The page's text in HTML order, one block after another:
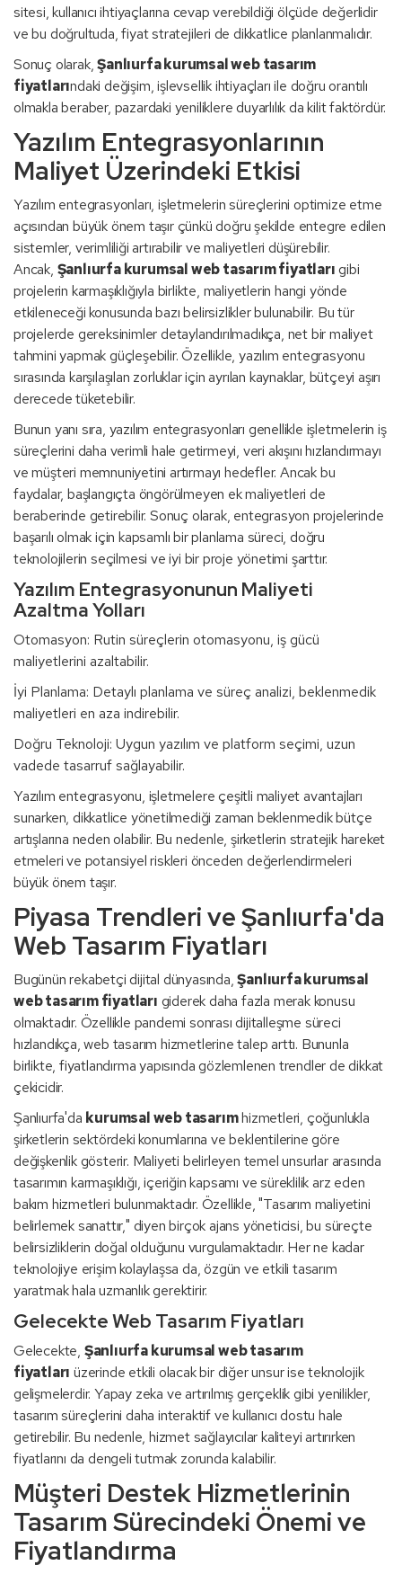
sitesi, kullanıcı ihtiyaçlarına cevap verebildiği ölçüde değerlidir
ve bu doğrultuda, fiyat stratejileri de dikkatlice planlanmalıdır.
Sonuç olarak,Şanlıurfa kurumsal web tasarım
fiyatlarındaki değişim, işlevsellik ihtiyaçları ile doğru orantılı
olmakla beraber, pazardaki yeniliklere duyarlılık da kilit faktördür.
Yazılım Entegrasyonlarının
Maliyet Üzerindeki Etkisi
Yazılım entegrasyonları, işletmelerin süreçlerini optimize etme
açısından büyük önem taşır çünkü doğru şekilde entegre edilen
sistemler, verimliliği artırabilir ve maliyetleri düşürebilir.
Ancak, Şanlıurfa kurumsal web tasarım fiyatlarıgibi
projelerin karmaşıklığıyla birlikte, maliyetlerin hangi yönde
etkileneceği konusunda bazı belirsizlikler bulunabilir. Bu tür
projelerde gereksinimler detaylandırılmadıkça, net bir maliyet
tahmini yapmak güçleşebilir. Özellikle, yazılım entegrasyonu
sırasında karşılaşılan zorluklar için ayrılan kaynaklar, bütçeyi aşırı
derecede tüketebilir.
Bunun yanı sıra, yazılım entegrasyonları genellikle işletmelerin iş
süreçlerini daha verimli hale getirmeyi, veri akışını hızlandırmayı
ve müşteri memnuniyetini artırmayı hedefler. Ancak bu
faydalar, başlangıçta öngörülmeyen ek maliyetleri de
beraberinde getirebilir. Sonuç olarak, entegrasyon projelerinde
başarılı olmak için kapsamlı bir planlama süreci, doğru
teknolojilerin seçilmesi ve iyi bir proje yönetimi şarttır.
Yazılım Entegrasyonunun Maliyeti
Azaltma Yolları
Otomasyon: Rutin süreçlerin otomasyonu, iş gücü
maliyetlerini azaltabilir.
İyi Planlama: Detaylı planlama ve süreç analizi, beklenmedik
maliyetleri en aza indirebilir.
Doğru Teknoloji: Uygun yazılım ve platform seçimi, uzun
vadede tasarruf sağlayabilir.
Yazılım entegrasyonu, işletmelere çeşitli maliyet avantajları
sunarken, dikkatlice yönetilmediği zaman beklenmedik bütçe
artışlarına neden olabilir. Bu nedenle, şirketlerin stratejik hareket
etmeleri ve potansiyel riskleri önceden değerlendirmeleri
büyük önem taşır.
Piyasa Trendleri ve Şanlıurfa'da
Web Tasarım Fiyatları
Bugünün rekabetçi dijital dünyasında,Şanlıurfa kurumsal
web tasarım fiyatları giderek daha fazla merak konusu
olmaktadır. Özellikle pandemi sonrası dijitalleşme süreci
hızlandıkça, web tasarım hizmetlerine talep arttı. Bununla
birlikte, fiyatlandırma yapısında gözlemlenen trendler de dikkat
çekicidir.
Şanlıurfa'da kurumsal web tasarımhizmetleri, çoğunlukla
şirketlerin sektördeki konumlarına ve beklentilerine göre
değişkenlik gösterir. Maliyeti belirleyen temel unsurlar arasında
tasarımın karmaşıklığı, içeriğin kapsamı ve süreklilik arz eden
bakım hizmetleri bulunmaktadır. Özellikle, "Tasarım maliyetini
belirlemek sanattır," diyen birçok ajans yöneticisi, bu süreçte
belirsizliklerin doğal olduğunu vurgulamaktadır. Her ne kadar
teknolojiye erişim kolaylaşsa da, özgün ve etkili tasarım
yaratmak hala uzmanlık gerektirir.
Gelecekte Web Tasarım Fiyatları
Gelecekte, Şanlıurfa kurumsal web tasarım
fiyatları üzerinde etkili olacak bir diğer unsur ise teknolojik
gelişmelerdir. Yapay zeka ve artırılmış gerçeklik gibi yenilikler,
tasarım süreçlerini daha interaktif ve kullanıcı dostu hale
getirebilir. Bu nedenle, hizmet sağlayıcılar kaliteyi artırırken
fiyatlarını da dengeli tutmak zorunda kalabilir.
Müşteri Destek Hizmetlerinin
Tasarım Sürecindeki Önemi ve
Fiyatlandırma